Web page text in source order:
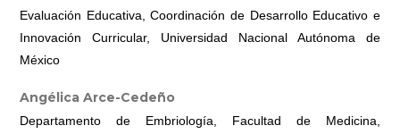
Evaluación Educativa, Coordinación de Desarrollo Educativo e
Innovación Curricular, Universidad Nacional Autónoma de
México
Angélica Arce-Cedeño
Departamento de Embriología, Facultad de Medicina,